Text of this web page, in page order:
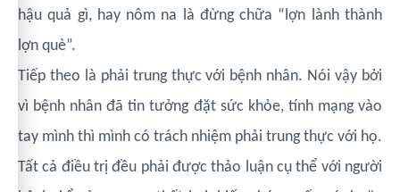
hậu quả gì, hay nôm na là đừng chữa “lợn lành thành
lợn què”.
Tiếp theo là phải trung thực với bệnh nhân. Nói vậy bởi
vì bệnh nhân đã tin tưởng đặt sức khỏe, tính mạng vào
tay mình thì mình có trách nhiệm phải trung thực với họ.
Tất cả điều trị đều phải được thảo luận cụ thể với người